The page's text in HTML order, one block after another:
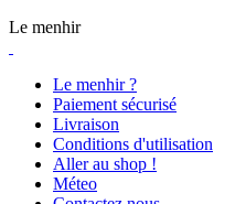
Le menhir
Le menhir ?
Paiement sécurisé
Livraison
Conditions d'utilisation
Aller au shop !
Méteo